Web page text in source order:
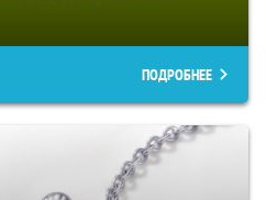
ПОДРОБНЕЕ